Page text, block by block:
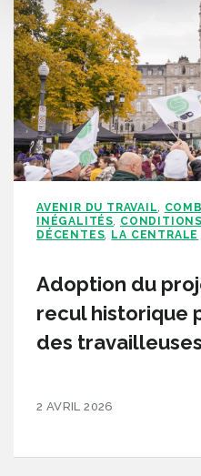
AVENIR DU TRAVAIL
INÉGALITÉS
DÉCENTES
LA CENTRALE
Adoption du
recul historique
des
2 AVRIL 2026